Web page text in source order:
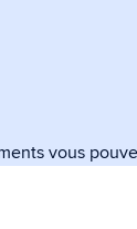
vous